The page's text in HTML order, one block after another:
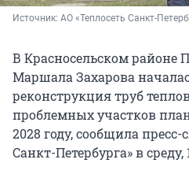
Источник: АО «Теплосеть Санкт-
В Красносельском районе
Маршала Захарова
реконструкция труб
проблемных участков
2028 году, сообщила
Санкт-Петербурга» в среду,